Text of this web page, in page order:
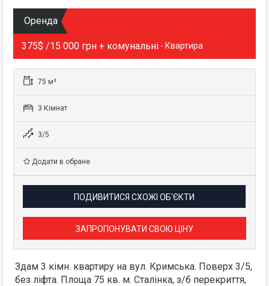
Оренда
375$ /15 000 грн + комунальні - Квартира
75 м²
3 Кімнат
3/5
Додати в обране
ПОДИВИТИСЯ СХОЖІ ОБ'ЄКТИ
ЗАПРОПОНУВАТИ СВОЮ ЦІНУ
Здам 3 кімн. квартиру на вул. Кримська. Поверх 3/5,
без ліфта. Площа 75 кв. м. Сталінка, з/б перекриття,